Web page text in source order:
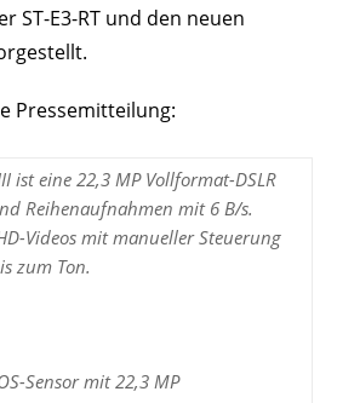
ST-E3-RT und den neuen
Pressemitteilung:
ist eine 22,3 MP Vollformat-DSLR
Reihenaufnahmen mit 6 B/s.
Videos mit manueller Steuerung
zum Ton.
Sensor mit 22,3 MP